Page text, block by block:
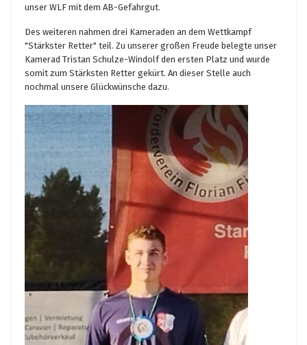
unser WLF mit dem AB-Gefahrgut.
Des weiteren nahmen drei Kameraden an dem Wettkampf
"Stärkster Retter" teil. Zu unserer großen Freude belegte unser
Kamerad Tristan Schulze-Windolf den ersten Platz und wurde
somit zum Stärksten Retter gekürt. An dieser Stelle auch
nochmal unsere Glückwünsche dazu.